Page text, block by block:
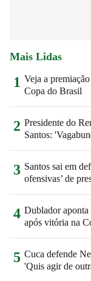
Mais Lidas
1 Veja a
Copa do Brasil
2 Presidente do
Santos:
3 Santos sai em
ofensivas’ de
4 Dublador aponta
após vitória na
5 Cuca defende
'Quis agir de